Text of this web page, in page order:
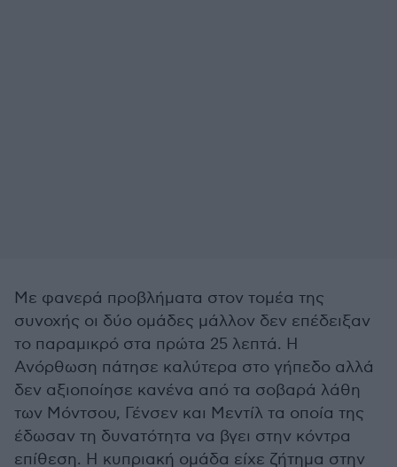
Με φανερά προβλήματα στον τομέα της
συνοχής οι δύο ομάδες μάλλον δεν επέδειξαν
το παραμικρό στα πρώτα 25 λεπτά. Η
Ανόρθωση πάτησε καλύτερα στο γήπεδο αλλά
δεν αξιοποίησε κανένα από τα σοβαρά λάθη
των Μόντσου, Γένσεν και Μεντίλ τα οποία της
έδωσαν τη δυνατότητα να βγει στην κόντρα
επίθεση. Η κυπριακή ομάδα είχε ζήτημα στην